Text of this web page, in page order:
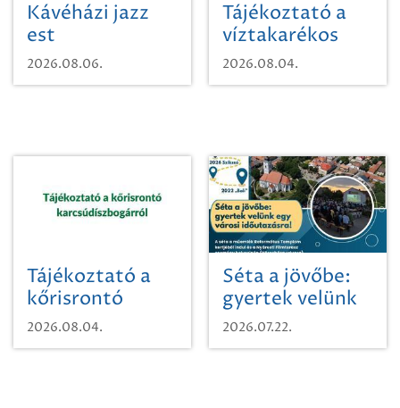
Kávéházi jazz
est
2026.08.06.
Tájékoztató a
víztakarékos
vízhasználatról
2026.08.04.
Tájékoztató a
kőrisrontó
karcsúdíszbogárról
2026.08.04.
Séta a jövőbe:
gyertek velünk
egy városi
időutazásra!
2026.07.22.